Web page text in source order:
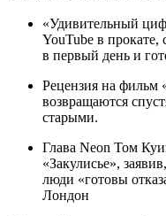
«Удивительный
YouTube в прокате,
в первый день и
Рецензия на фильм
возвращаются
старыми.
Глава Neon Том
«Закулисье»,
люди «готовы
Лондон